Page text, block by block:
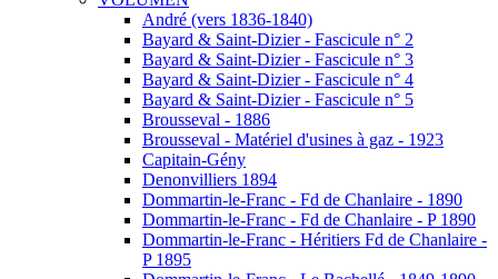
André (vers 1836-1840)
Bayard & Saint-Dizier - Fascicule n° 2
Bayard & Saint-Dizier - Fascicule n° 3
Bayard & Saint-Dizier - Fascicule n° 4
Bayard & Saint-Dizier - Fascicule n° 5
Brousseval - 1886
Brousseval - Matériel d'usines à gaz - 1923
Capitain-Gény
Denonvilliers 1894
Dommartin-le-Franc - Fd de Chanlaire - 1890
Dommartin-le-Franc - Fd de Chanlaire - P 1890
Dommartin-le-Franc - Héritiers Fd de Chanlaire -
P 1895